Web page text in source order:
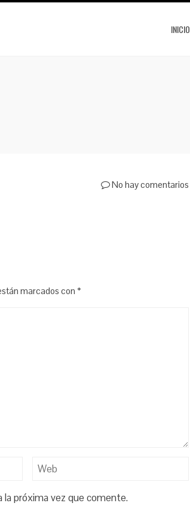
INICIO
No hay comentarios
marcados con *
la próxima vez que comente.